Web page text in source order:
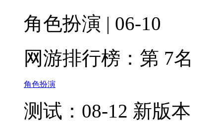
角色扮演 | 06-10
网游排行榜： 第 7名
角色扮演
测试：08-12 新版本